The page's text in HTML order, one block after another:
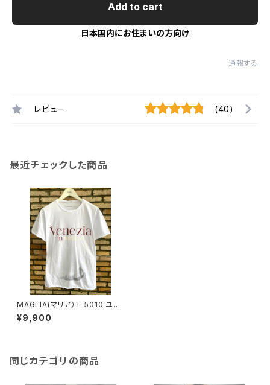
Add to cart
日本国内にお住まいの方向け
通報する
レビュー (40)
最近チェックした商品
MAGLIA(マリア）T-5010 ユニ
セックスWプリントＴシャツ VEN
EZIA ボルドー
¥9,900
同じカテゴリの商品